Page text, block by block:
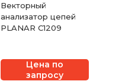
Векторный
анализатор цепей
PLANAR C1209
Цена по
запросу